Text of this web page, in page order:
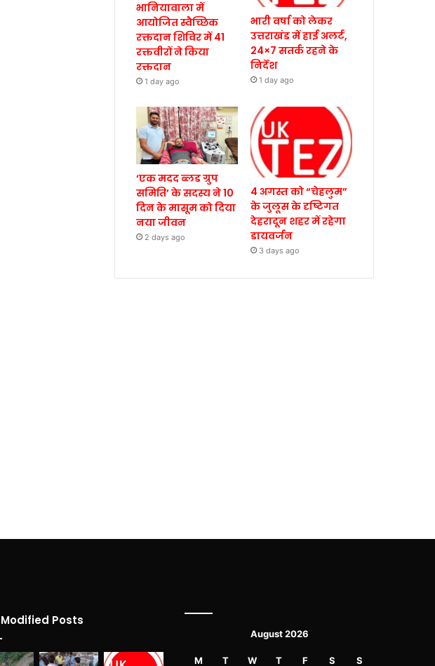
भानियावाला में
आयोजित स्वैच्छिक
रक्तदान शिविर में 41
रक्तवीरों ने किया
रक्तदान
1 day ago
भारी वर्षा को लेकर
उत्तराखंड में हाई अलर्ट,
24×7 सतर्क रहने के
निर्देश
1 day ago
‘एक मदद ब्लड ग्रुप
समिति’ के सदस्य ने 10
दिन के मासूम को दिया
नया जीवन
2 days ago
4 अगस्त को “चेहलुम”
के जुलूस के दृष्टिगत
देहरादून शहर में रहेगा
डायवर्जन
3 days ago
Posts
August 2026
M T W T F S S